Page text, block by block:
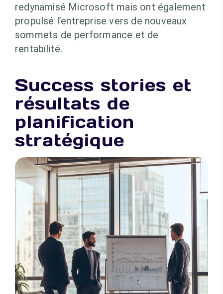
redynamisé Microsoft mais ont également
propulsé l’entreprise vers de nouveaux
sommets de performance et de
rentabilité.
Success stories et
résultats de
planification
stratégique